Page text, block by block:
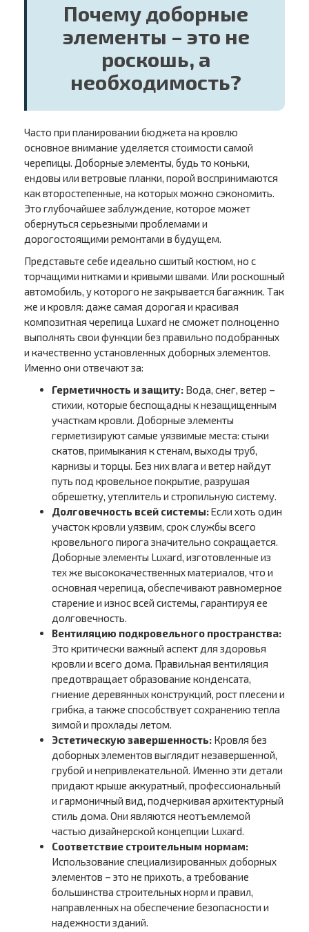
Почему доборные
элементы – это не
роскошь, а
необходимость?
Часто при планировании бюджета на кровлю
основное внимание уделяется стоимости самой
черепицы. Доборные элементы, будь то коньки,
ендовы или ветровые планки, порой воспринимаются
как второстепенные, на которых можно сэкономить.
Это глубочайшее заблуждение, которое может
обернуться серьезными проблемами и
дорогостоящими ремонтами в будущем.
Представьте себе идеально сшитый костюм, но с
торчащими нитками и кривыми швами. Или роскошный
автомобиль, у которого не закрывается багажник. Так
же и кровля: даже самая дорогая и красивая
композитная черепица Luxard не сможет полноценно
выполнять свои функции без правильно подобранных
и качественно установленных доборных элементов.
Именно они отвечают за:
Герметичность и защиту: Вода, снег, ветер –
стихии, которые беспощадны к незащищенным
участкам кровли. Доборные элементы
герметизируют самые уязвимые места: стыки
скатов, примыкания к стенам, выходы труб,
карнизы и торцы. Без них влага и ветер найдут
путь под кровельное покрытие, разрушая
обрешетку, утеплитель и стропильную систему.
Долговечность всей системы:Если хоть один
участок кровли уязвим, срок службы всего
кровельного пирога значительно сокращается.
Доборные элементы Luxard, изготовленные из
тех же высококачественных материалов, что и
основная черепица, обеспечивают равномерное
старение и износ всей системы, гарантируя ее
долговечность.
Вентиляцию подкровельного пространства:
Это критически важный аспект для здоровья
кровли и всего дома. Правильная вентиляция
предотвращает образование конденсата,
гниение деревянных конструкций, рост плесени и
грибка, а также способствует сохранению тепла
зимой и прохлады летом.
Эстетическую завершенность: Кровля без
доборных элементов выглядит незавершенной,
грубой и непривлекательной. Именно эти детали
придают крыше аккуратный, профессиональный
и гармоничный вид, подчеркивая архитектурный
стиль дома. Они являются неотъемлемой
частью дизайнерской концепции Luxard.
Соответствие строительным нормам:
Использование специализированных доборных
элементов – это не прихоть, а требование
большинства строительных норм и правил,
направленных на обеспечение безопасности и
надежности зданий.